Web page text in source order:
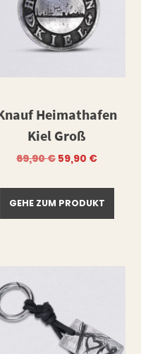
Heimathafen
Kiel Groß
69,90€Ursprünglicher
Preis
69,90 €
59,90 €
59,90 €.
GEHE ZUM PRODUKT